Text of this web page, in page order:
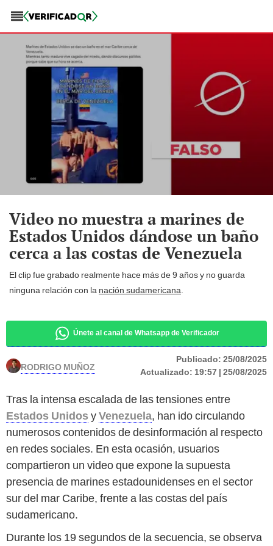
Video no muestra a marines de
Estados Unidos dándose un baño
cerca a las costas de Venezuela
El clip fue grabado realmente hace más de 9 años y no guarda
ninguna relación con la nación sudamericana.
Únete al canal de Whatsapp de Verificador
RODRIGO MUÑOZ Publicado: 25/08/2025
Actualizado: 19:57 | 25/08/2025
Tras la intensa escalada de las tensiones entre
Estados Unidos yVenezuela, han ido circulando
numerosos contenidos de desinformación al respecto
en redes sociales. En esta ocasión, usuarios
compartieron un video que expone la supuesta
presencia de marines estadounidenses en el sector
sur del mar Caribe, frente a las costas del país
sudamericano.
Durante los 19 segundos de la secuencia, se observa